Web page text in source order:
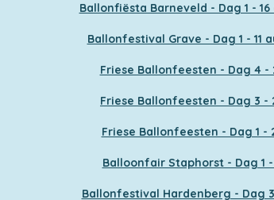
Ballonfiësta Barneveld - Dag 1 -
Ballonfestival Grave - Dag 1 - 11
Friese Ballonfeesten - Dag 4 -
Friese Ballonfeesten - Dag 3 -
Friese Ballonfeesten - Dag 1 -
Balloonfair Staphorst - Dag 1
Ballonfestival Hardenberg - Dag